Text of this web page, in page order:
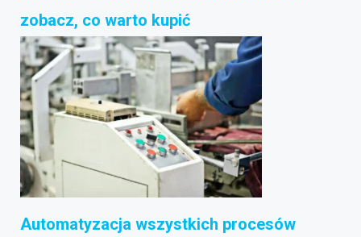
zobacz, co warto kupić
Automatyzacja wszystkich procesów